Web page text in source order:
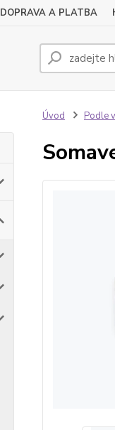
DOPRAVA A PLATBA
Úvod Podle